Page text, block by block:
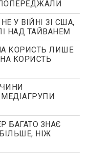
У ВІЙНІ ЗІ США,
НАД ТАЙВАНЕМ
КОРИСТЬ ЛИШЕ
КОРИСТЬ
БАГАТО ЗНАЄ
НІЖ